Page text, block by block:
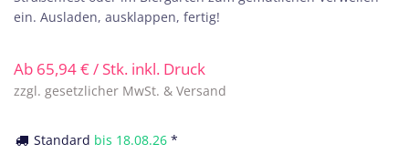
ein. Ausladen, ausklappen, fertig!
Ab 65,94€/ Stk. inkl. Druck
zzgl. gesetzlicher MwSt. & Versand
Standard bis 18.08.26 *